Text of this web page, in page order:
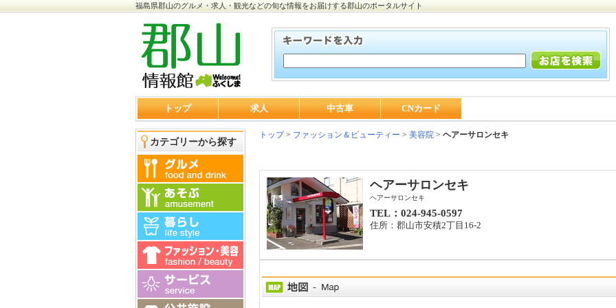
福島県郡山のグルメ・求人・観光などの旬な情報をお届けする郡山のポータルサイト
トップ 求人 中古車 CNカード
カテゴリーから探す
トップ> ファッション＆ビューティー > 美容院 > ヘアーサロンセキ
ヘアーサロンセキ
ヘアーサロンセキ
TEL：024-945-0597
住所：郡山市安積2丁目16-2